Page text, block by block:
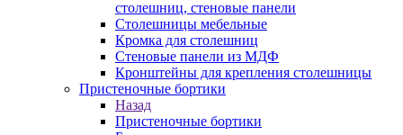
столешниц, стеновые панели
Столешницы мебельные
Кромка для столешниц
Стеновые панели из МДФ
Кронштейны для крепления столешницы
Пристеночные бортики
Назад
Пристеночные бортики